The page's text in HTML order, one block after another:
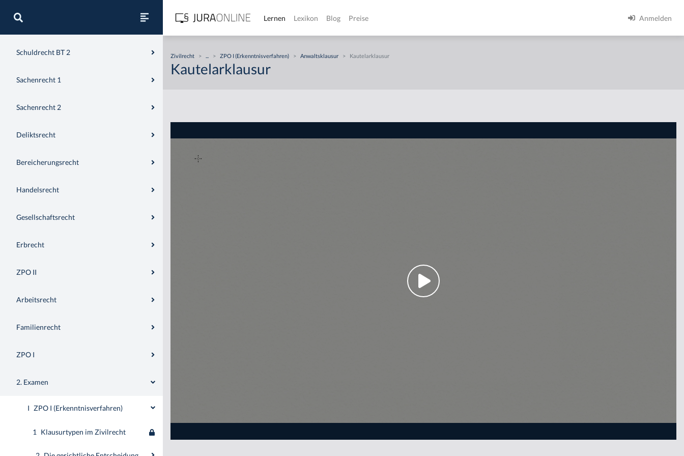
Schuldrecht BT 1 (Kaufrecht)
Schuldrecht BT 2
Sachenrecht 1
Sachenrecht 2
Deliktsrecht
Bereicherungsrecht
Handelsrecht
Gesellschaftsrecht
Erbrecht
ZPO II
Arbeitsrecht
Familienrecht
ZPO I
2. Examen
I ZPO I (Erkenntnisverfahren)
1 Klausurtypen im Zivilrecht
Lernen Lexikon Blog Preise Anmelden
Zivilrecht > ... > ZPO I (Erkenntnisverfahren) > Anwaltsklausur > Kautelarklausur
Kautelarklausur